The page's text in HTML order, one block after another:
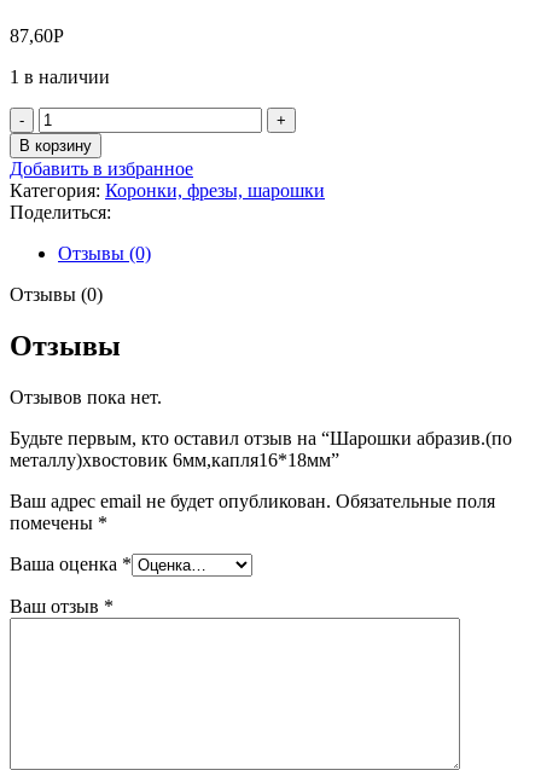
87,60Р
1 в наличии
Количество
товара
Шарошки
абразив.
(по
металлу)хвостовик
6мм,капля16*18мм
В корзину
Добавить в избранное
Категория: Коронки, фрезы, шарошки
Поделиться:
Отзывы (0)
Отзывы (0)
Отзывы
Отзывов пока нет.
Будьте первым, кто оставил отзыв на “Шарошки абразив.(по
металлу)хвостовик 6мм,капля16*18мм”
Ваш адрес email не будет опубликован. Обязательные поля
помечены *
Ваша оценка *
Ваш отзыв *